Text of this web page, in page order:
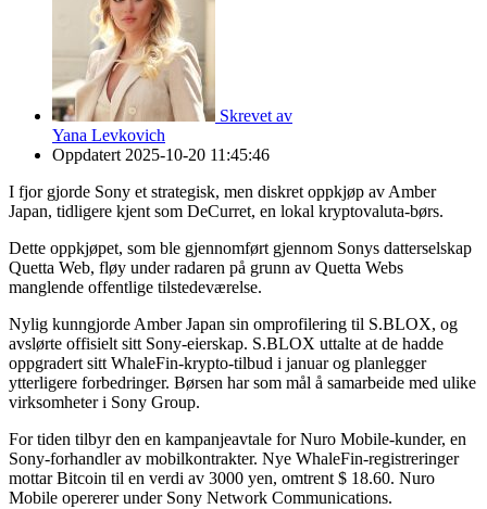
Skrevet av
Yana Levkovich
Oppdatert 2025-10-20 11:45:46
I fjor gjorde Sony et strategisk, men diskret oppkjøp av Amber
Japan, tidligere kjent som DeCurret, en lokal kryptovaluta-børs.
Dette oppkjøpet, som ble gjennomført gjennom Sonys datterselskap
Quetta Web, fløy under radaren på grunn av Quetta Webs
manglende offentlige tilstedeværelse.
Nylig kunngjorde Amber Japan sin omprofilering til S.BLOX, og
avslørte offisielt sitt Sony-eierskap. S.BLOX uttalte at de hadde
oppgradert sitt WhaleFin-krypto-tilbud i januar og planlegger
ytterligere forbedringer. Børsen har som mål å samarbeide med ulike
virksomheter i Sony Group.
For tiden tilbyr den en kampanjeavtale for Nuro Mobile-kunder, en
Sony-forhandler av mobilkontrakter. Nye WhaleFin-registreringer
mottar Bitcoin til en verdi av 3000 yen, omtrent $ 18.60. Nuro
Mobile opererer under Sony Network Communications.